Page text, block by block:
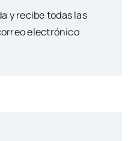
y recibe todas las
electrónico